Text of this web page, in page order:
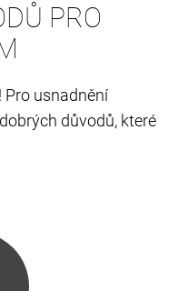
PRO
Pro usnadnění
důvodů, které